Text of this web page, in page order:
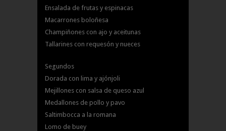
Ensalada de frutas y espinacas
Macarrones boloñesa
Champiñones con ajo y aceitunas
Tallarines con requesón y nueces
Segundos
Dorada con lima y ajónjoli
Mejillones con salsa de queso azul
Medallones de pollo y pavo
Saltimbocca a la romana
Lomo de buey